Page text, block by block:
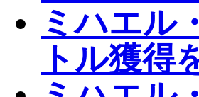
ミハエル
トル獲得